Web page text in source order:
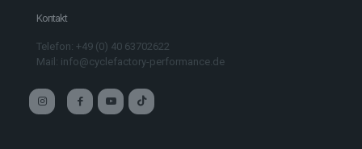
Kontakt
Telefon: +49 (0) 40 63702622
Mail: info@cyclefactory-performance.de